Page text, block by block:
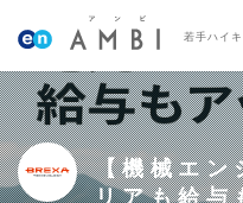
若手ハイ
【機械エン
リアも給与